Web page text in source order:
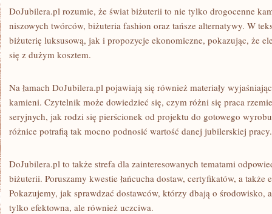
DoJubilera.pl rozumie, że świat biżuterii to nie tylko drogocenne
niszowych twórców, biżuteria fashion oraz tańsze alternatywy. W
biżuterię luksusową, jak i propozycje ekonomiczne, pokazując, że
się z dużym kosztem.
Na łamach DoJubilera.pl pojawiają się również materiały
kamieni. Czytelnik może dowiedzieć się, czym różni się praca
seryjnych, jak rodzi się pierścionek od projektu do gotowego
różnice potrafią tak mocno podnosić wartość danej jubilerskiej pracy.
DoJubilera.pl to także strefa dla zainteresowanych tematami
biżuterii. Poruszamy kwestie łańcucha dostaw, certyfikatów, a także
Pokazujemy, jak sprawdzać dostawców, którzy dbają o środowisko,
tylko efektowna, ale również uczciwa.